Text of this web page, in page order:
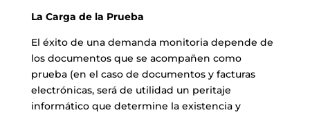
La Carga de la Prueba
El éxito de una demanda monitoria depende de
los documentos que se acompañen como
prueba (en el caso de documentos y facturas
electrónicas, será de utilidad un peritaje
informático que determine la existencia y